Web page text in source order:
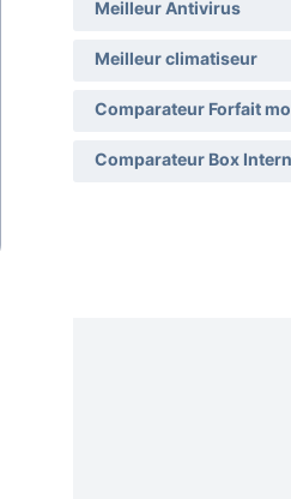
Meilleur Antivirus
Meilleur climatiseur
Comparateur Forfait
Comparateur Box